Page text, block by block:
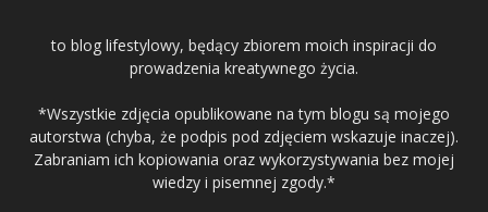
to blog lifestylowy, będący zbiorem moich inspiracji do
prowadzenia kreatywnego życia.
*Wszystkie zdjęcia opublikowane na tym blogu są mojego
autorstwa (chyba, że podpis pod zdjęciem wskazuje inaczej).
Zabraniam ich kopiowania oraz wykorzystywania bez mojej
wiedzy i pisemnej zgody.*